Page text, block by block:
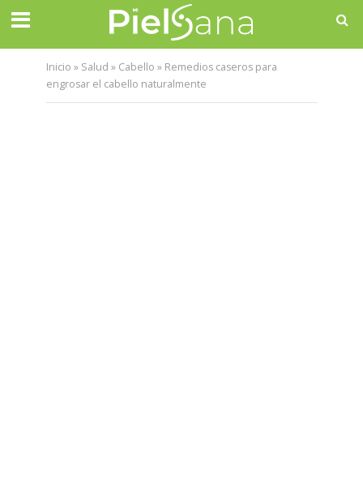
Inicio » Salud » Cabello » Remedios caseros para
engrosar el cabello naturalmente